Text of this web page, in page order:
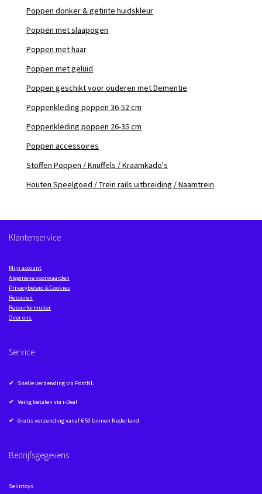
Poppen donker & getinte huidskleur
Poppen met slaapogen
Poppen met haar
Poppen met geluid
Poppen geschikt voor ouderen met Dementie
Poppenkleding poppen 36-52 cm
Poppenkleding poppen 26-35 cm
Poppen accessoires
Stoffen Poppen / Knuffels / Kraamkado's
Houten Speelgoed / Trein rails uitbreiding / Naamtrein
Klantenservice
Mijn account
Algemene voorwaarden
Privacybeleid & Cookies
Retouren
Retourformulier
Over ons
Service
✔ Snelle verzending via PostNL
✔ Veilig betalen via i-Deal
✔ Gratis verzending vanaf € 50 binnen Nederland
Bedrijfsgegevens
Selintoys